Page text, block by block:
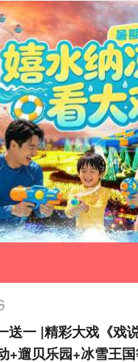
送一 |精彩大戏《戏
+遛贝乐园+冰雪王